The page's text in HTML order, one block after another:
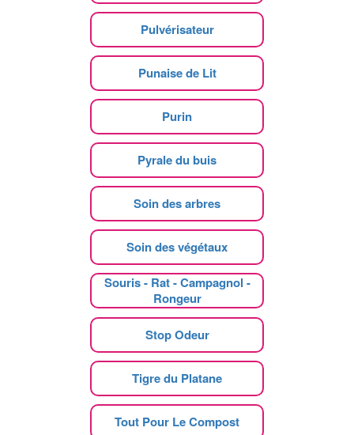
Pulvérisateur
Punaise de Lit
Purin
Pyrale du buis
Soin des arbres
Soin des végétaux
Souris - Rat - Campagnol -
Rongeur
Stop Odeur
Tigre du Platane
Tout Pour Le Compost